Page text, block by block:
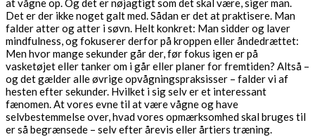
at vågne op. Og det er nøjagtigt som det skal være, siger man.
Det er der ikke noget galt med. Sådan er det at praktisere. Man
falder atter og atter i søvn. Helt konkret: Man sidder og laver
mindfulness, og fokuserer derfor på kroppen eller åndedrættet:
Men hvor mange sekunder går der, før fokus igen er på
vasketøjet eller tanker om i går eller planer for fremtiden? Altså –
og det gælder alle øvrige opvågningspraksisser – falder vi af
hesten efter sekunder. Hvilket i sig selv er et interessant
fænomen. At vores evne til at være vågne og have
selvbestemmelse over, hvad vores opmærksomhed skal bruges til
er så begrænsede – selv efter årevis eller årtiers træning.